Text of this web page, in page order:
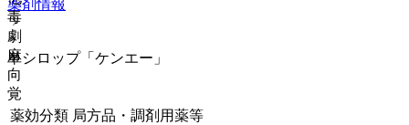
薬剤情報
単シロップ「ケンエー」
毒
劇
麻
向
覚
薬効分類 局方品・調剤用薬等